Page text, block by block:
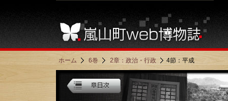
ホーム 6巻 2章：政治・行政 4節：平成